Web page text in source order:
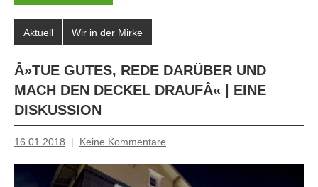
Aktuell Wir in der Mirke
Â»TUE GUTES, REDE DARÜBER UND
MACH DEN DECKEL DRAUFÂ« | EINE
DISKUSSION
16.01.2018
Mosche
Keine Kommentare